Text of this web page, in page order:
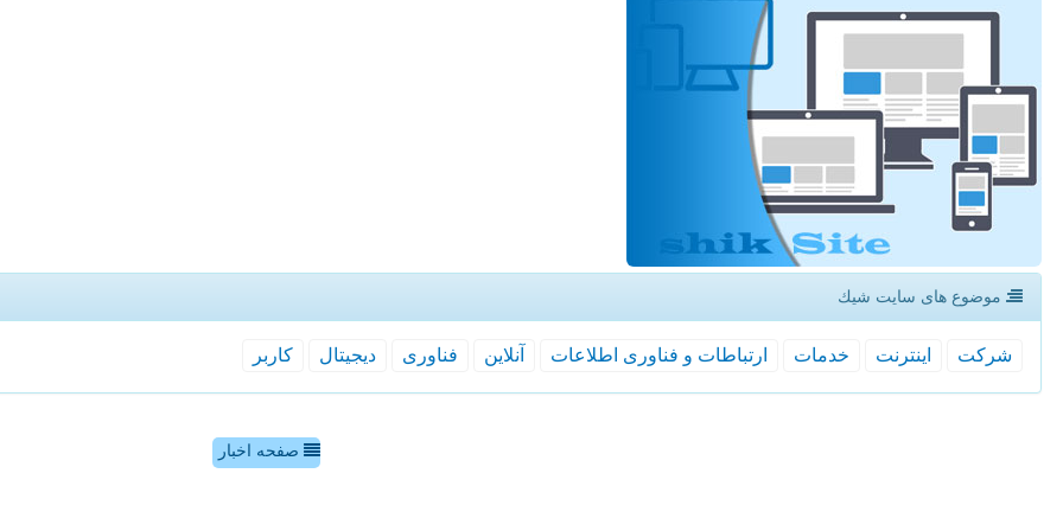
موضوع های سایت شیك
شركت اینترنت خدمات ارتباطات و فناوری اطلاعات آنلاین فناوری دیجیتال كاربر
صفحه اخبار